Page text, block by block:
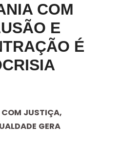
COM
E
É
COM JUSTIÇA,
GERA